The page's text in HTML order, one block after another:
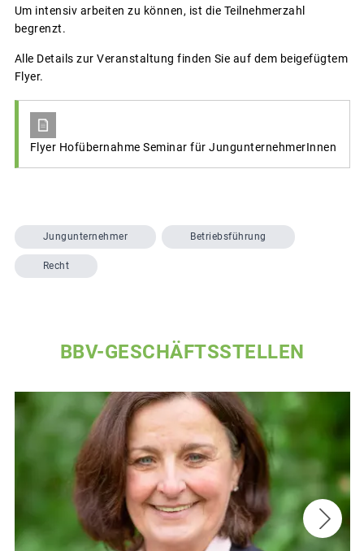
Um intensiv arbeiten zu können, ist die Teilnehmerzahl
begrenzt.
Alle Details zur Veranstaltung finden Sie auf dem beigefügtem
Flyer.
Flyer Hofübernahme Seminar für JungunternehmerInnen
Jungunternehmer Betriebsführung
Recht
BBV-GESCHÄFTSSTELLEN